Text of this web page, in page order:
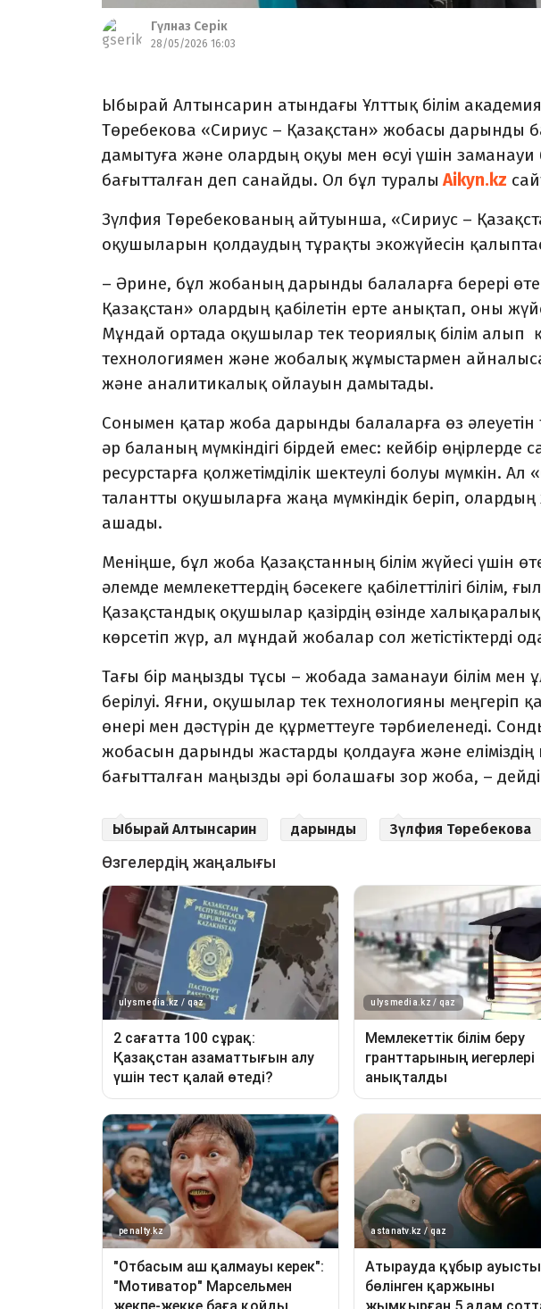
Гүлназ Серік
28/05/2026 16:03
Ыбырай Алтынсарин атындағы Ұлттық білім
Төребекова «Сириус – Қазақстан» жобасы дарынды
дамытуға және олардың оқуы мен өсуі үшін заманауи
бағытталған деп санайды. Ол бұл туралы Aikyn.kz
Зүлфия Төребекованың айтуынша, «Сириус –
оқушыларын қолдаудың тұрақты экожүйесін қ
– Әрине, бұл жобаның дарынды балаларға берері
Қазақстан» олардың қабілетін ерте анықтап, оны
Мұндай ортада оқушылар тек теориялық білім алып
технологиямен және жобалық жұмыстармен
және аналитикалық ойлауын дамытады.
Сонымен қатар жоба дарынды балаларға өз
әр баланың мүмкіндігі бірдей емес: кейбір өңірлерде
ресурстарға қолжетімділік шектеулі болуы мүмкін.
талантты оқушыларға жаңа мүмкіндік беріп,
ашады.
Меніңше, бұл жоба Қазақстанның білім жүйесі үшін
әлемде мемлекеттердің бәсекеге қабілеттілігі
Қазақстандық оқушылар қазірдің өзінде
көрсетіп жүр, ал мұндай жобалар сол жетістіктерді
Тағы бір маңызды тұсы – жобада заманауи білім мен
берілуі. Яғни, оқушылар тек технологияны меңгеріп
өнері мен дәстүрін де құрметтеуге тәрбиеленеді.
жобасын дарынды жастарды қолдауға және еліміздің
бағытталған маңызды әрі болашағы зор жоба, –
Ыбырай Алтынсарин дарынды Зүлфия Төребекова